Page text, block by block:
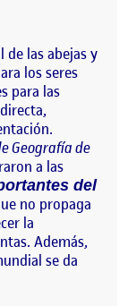
las abejas y
los seres
para las
Geografía de
a las
del
no propaga
la
Además,
se da